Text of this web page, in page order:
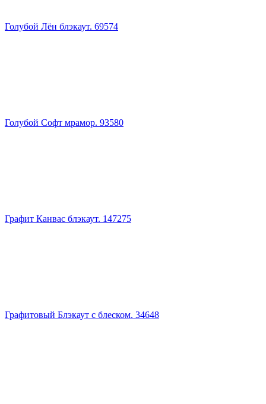
Голубой Лён блэкаут. 69574
Голубой Софт мрамор. 93580
Графит Канвас блэкаут. 147275
Графитовый Блэкаут с блеском. 34648